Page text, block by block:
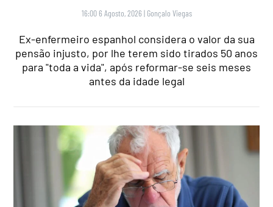
16:00 6 Agosto, 2026 | Gonçalo Viegas
Ex-enfermeiro espanhol considera o valor da sua
pensão injusto, por lhe terem sido tirados 50 anos
para "toda a vida", após reformar-se seis meses
antes da idade legal